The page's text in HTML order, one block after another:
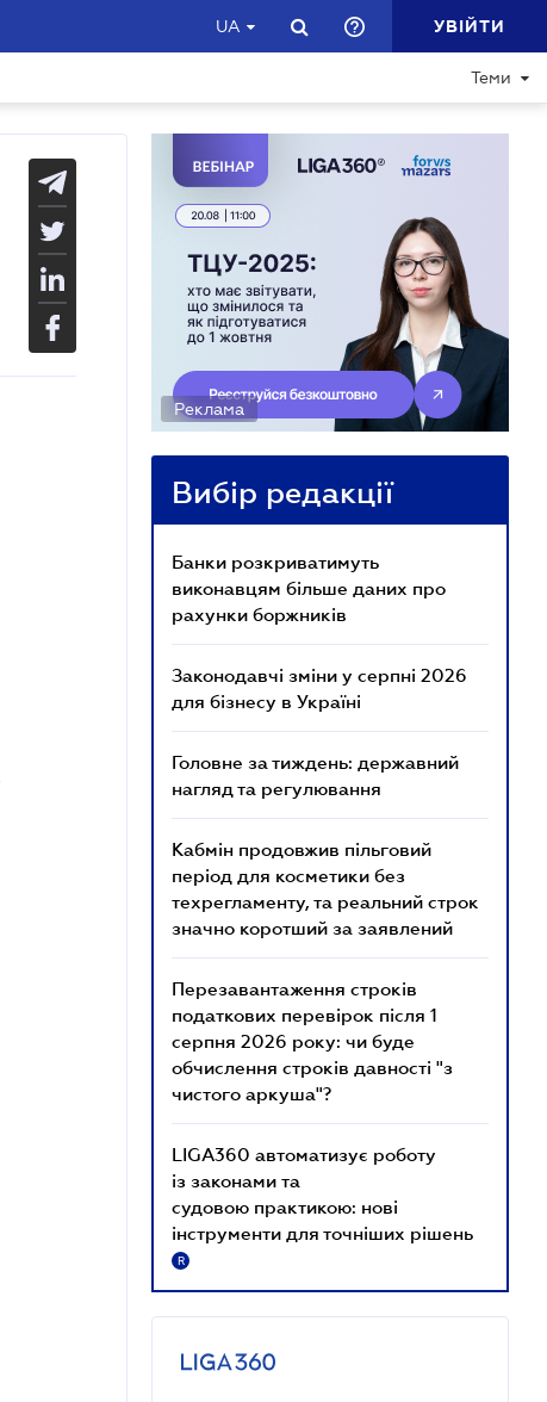
UA УВІЙТИ
Теми
Реклама
Вибір редакції
Банки розкриватимуть
виконавцям більше даних про
рахунки боржників
Законодавчі зміни у серпні 2026
для бізнесу в Україні
Головне за тиждень: державний
нагляд та регулювання
Кабмін продовжив пільговий
період для косметики без
техрегламенту, та реальний строк
значно коротший за заявлений
Перезавантаження строків
податкових перевірок після 1
серпня 2026 року: чи буде
обчислення строків давності "з
чистого аркуша"?
LIGA360 автоматизує роботу
із законами та
судовою практикою: нові
інструменти для точніших рішень
R